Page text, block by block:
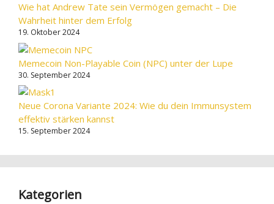
Wie hat Andrew Tate sein Vermögen gemacht – Die
Wahrheit hinter dem Erfolg
19. Oktober 2024
Memecoin Non-Playable Coin (NPC) unter der Lupe
30. September 2024
Neue Corona Variante 2024: Wie du dein Immunsystem
effektiv stärken kannst
15. September 2024
Kategorien